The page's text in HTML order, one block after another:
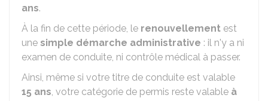
ans.
À la fin de cette période, le renouvellement est
une simple démarche administrative : il n'y a ni
examen de conduite, ni contrôle médical à passer.
Ainsi, même si votre titre de conduite est valable
15 ans, votre catégorie de permis reste valable à